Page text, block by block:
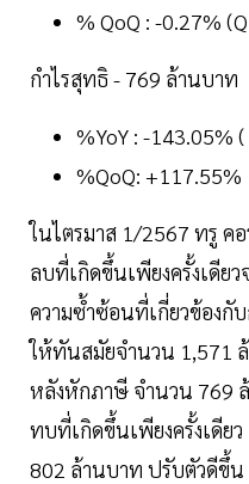
% QoQ : -0.27%
กำไรสุทธิ - 769 ล้านบาท
%YoY : -143.05%
%QoQ:
ในไตรมาส 1/2567 ทรู ค
ลบที่เกิดขึ้นเพียงครั้งเดีย
ความซ้ำซ้อนที่เกี่ยวข้องกั
ให้ทันสมัยจำนวน 1,571
หลังหักภาษี จำนวน 769
ทบที่เกิดขึ้นเพียงครั้งเดีย
802 ล้านบาท ปรับตัวดีขึ้น